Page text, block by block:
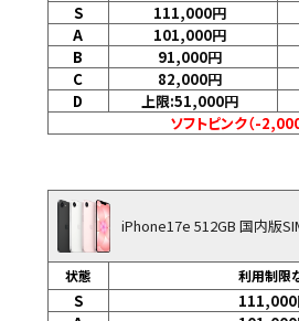
S 111,000円
A
101,000円
B
91,000円
C
82,000円
D
上限:51,000円
ソフトピンク（-
iPhone17e 512GB 国内版
状態 利用制限
S 111,000